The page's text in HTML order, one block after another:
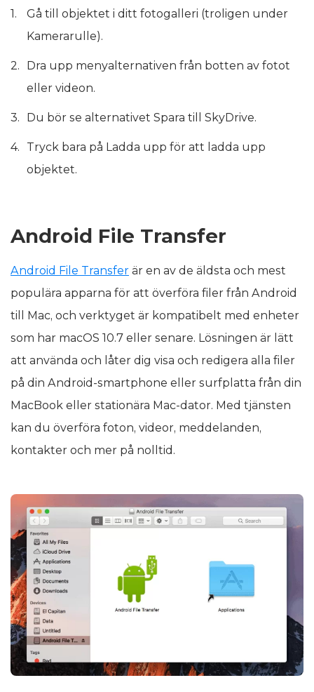
Gå till objektet i ditt fotogalleri (troligen under
Kamerarulle).
Dra upp menyalternativen från botten av fotot
eller videon.
Du bör se alternativet Spara till SkyDrive.
Tryck bara på Ladda upp för att ladda upp
objektet.
Android File Transfer
Android File Transfer är en av de äldsta och mest
populära apparna för att överföra filer från Android
till Mac, och verktyget är kompatibelt med enheter
som har macOS 10.7 eller senare. Lösningen är lätt
att använda och låter dig visa och redigera alla filer
på din Android-smartphone eller surfplatta från din
MacBook eller stationära Mac-dator. Med tjänsten
kan du överföra foton, videor, meddelanden,
kontakter och mer på nolltid.